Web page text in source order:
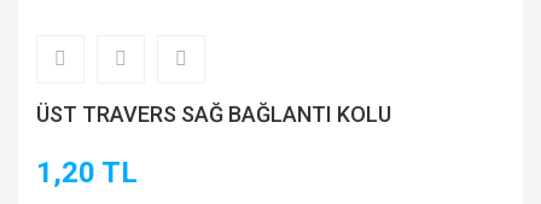
ÜST TRAVERS SAĞ BAĞLANTI KOLU
1,20 TL